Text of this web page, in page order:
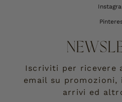
Iscriviti per ricevere
email su promozioni,
arrivi ed